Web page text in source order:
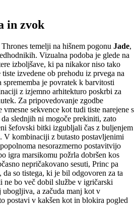
in zvok
temelji na hišnem pogonu Jade,
Vizualna podoba je glede na
izboljšave, ki pa nikakor niso tako
izvedene ob prehodu iz prvega na
je povratek k barvitosti
z izjemno arhitekturo poskrbi za
Za pripovedovanje zgodbe
sekvence kot tudi tiste narejene s
slednjih ni mogoče prekiniti, zato
šefovski bitki izgubljali čas z buljenjem
V kombinaciji z butasto postavljenimi
nesorazmerno postavitvijo
igra marsikomu požrla dobršen kos
nepričakovano sesuti, Princ pa
so tistega, ki je bil odgovoren za ta
bo več dobil službe v igričarski
a začuda manj kot v
postavi v kakšen kot in blokira pogled